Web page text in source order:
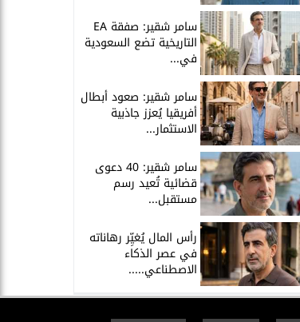
سامر شقير: صفقة EA
التاريخية تضع السعودية
في...
سامر شقير: صعود أبطال
أفريقيا يُعزز جاذبية
الاستثمار...
سامر شقير: 40 دعوى
قضائية تُعيد رسم
مستقبل...
رأس المال يُغيِّر رهاناته
في عصر الذكاء
الاصطناعي.....